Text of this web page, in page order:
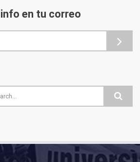
en tu correo
búsqueda